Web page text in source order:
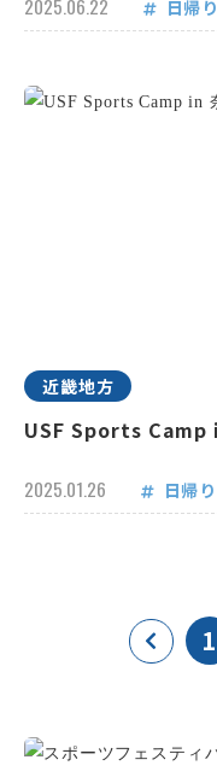
2025.06.22 日帰り
近畿地方
USF Sports
2025.01.26 日帰り
1